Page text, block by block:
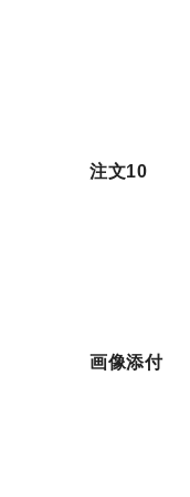
注文10
画像添付